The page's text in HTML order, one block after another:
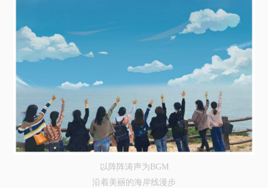
以阵阵涛声为BGM
沿着美丽的海岸线漫步